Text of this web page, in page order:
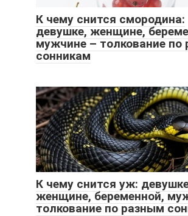
К чему снится смородина:
девушке, женщине,
мужчине – толкование по
сонникам
К чему снится уж:
женщине, беременной,
толкование по разным